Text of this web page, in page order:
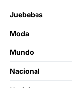
Juebebes
Moda
Mundo
Nacional